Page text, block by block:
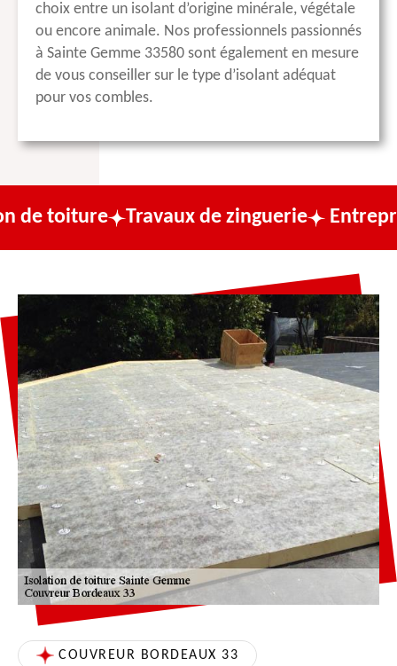
choix entre un isolant d’origine minérale, végétale
ou encore animale. Nos professionnels passionnés
à Sainte Gemme 33580 sont également en mesure
de vous conseiller sur le type d’isolant adéquat
pour vos combles.
Travaux de zinguerie Entreprise de
COUVREUR BORDEAUX 33